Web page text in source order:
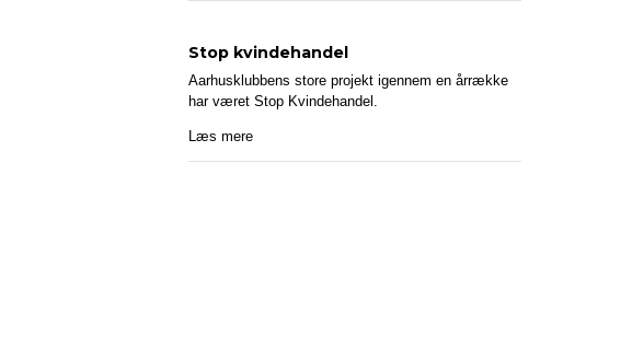
Stop kvindehandel
Aarhusklubbens store projekt igennem en årrække
har været Stop Kvindehandel.
Læs mere